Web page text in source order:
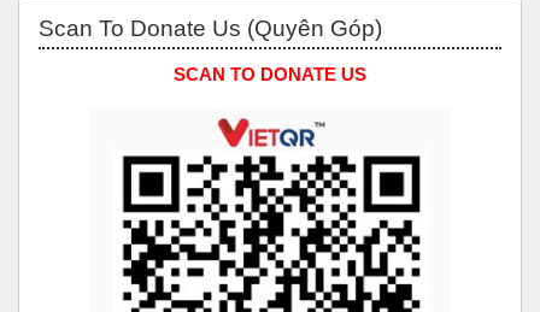
Scan To Donate Us (Quyên Góp)
SCAN TO DONATE US